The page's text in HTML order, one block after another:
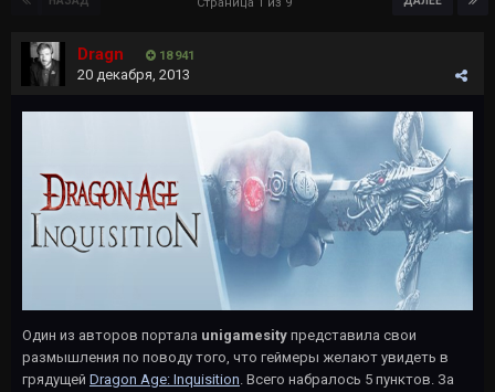
Dragn 18 941
20 декабря, 2013
Один из авторов портала unigamesity представила свои
размышления по поводу того, что геймеры желают увидеть в
грядущей Dragon Age: Inquisition. Всего набралось 5 пунктов. За